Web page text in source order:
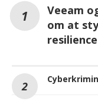
Veeam
om at
resilience